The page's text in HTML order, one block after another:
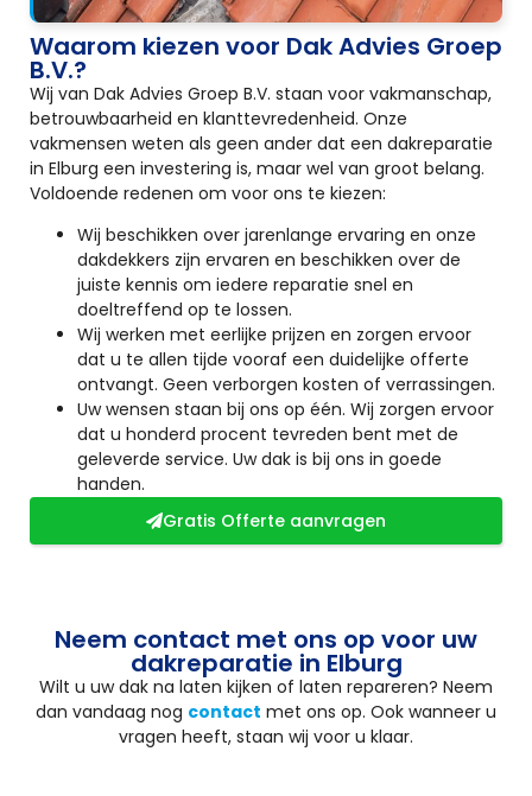
Waarom kiezen voor Dak Advies Groep
B.V.?
Wij van Dak Advies Groep B.V. staan voor vakmanschap,
betrouwbaarheid en klanttevredenheid. Onze
vakmensen weten als geen ander dat een dakreparatie
in Elburg een investering is, maar wel van groot belang.
Voldoende redenen om voor ons te kiezen:
Wij beschikken over jarenlange ervaring en onze
dakdekkers zijn ervaren en beschikken over de
juiste kennis om iedere reparatie snel en
doeltreffend op te lossen.
Wij werken met eerlijke prijzen en zorgen ervoor
dat u te allen tijde vooraf een duidelijke offerte
ontvangt. Geen verborgen kosten of verrassingen.
Uw wensen staan bij ons op één. Wij zorgen ervoor
dat u honderd procent tevreden bent met de
geleverde service. Uw dak is bij ons in goede
handen.
Gratis Offerte aanvragen
Neem contact met ons op voor uw
dakreparatie in Elburg
Wilt u uw dak na laten kijken of laten repareren? Neem
dan vandaag nog contact met ons op. Ook wanneer u
vragen heeft, staan wij voor u klaar.